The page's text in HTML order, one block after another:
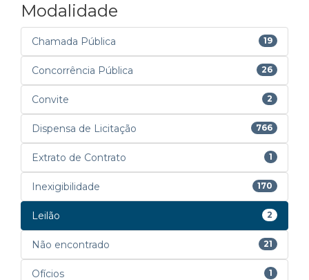
Modalidade
Chamada Pública 19
Concorrência Pública 26
Convite 2
Dispensa de Licitação 766
Extrato de Contrato 1
Inexigibilidade 170
Leilão 2
Não encontrado 21
Ofícios 1